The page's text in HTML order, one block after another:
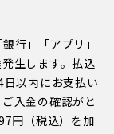
行」「アプリ」
生します。払込
以内にお支払い
入金の確認がと
円（税込）を加